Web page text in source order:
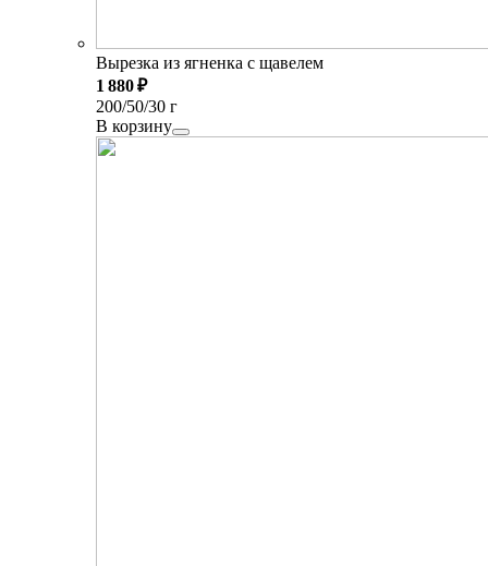
Вырезка из ягненка с щавелем
1 880 ₽
200/50/30 г
В корзину